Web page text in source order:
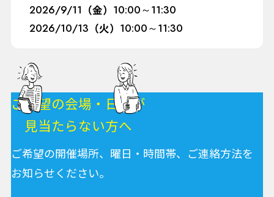
2026/9/11 （金） 10:00～11:30
2026/10/13 （火） 10:00～11:30
ご希望の会場・日程が
見当たらない方へ
ご希望の開催場所、曜日・時間帯、ご連絡方法を
お知らせください。